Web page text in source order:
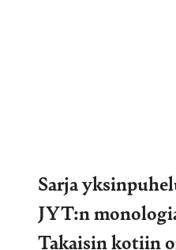
Sarja
JYT:n
Takaisin kotiin